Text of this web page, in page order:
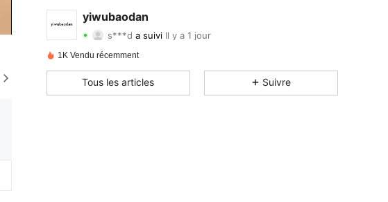
yiwubaodan
s***da suivi
4.38 Evaluation 2 Articles 5
1K Vendu récemment
Tous les articles Suivre